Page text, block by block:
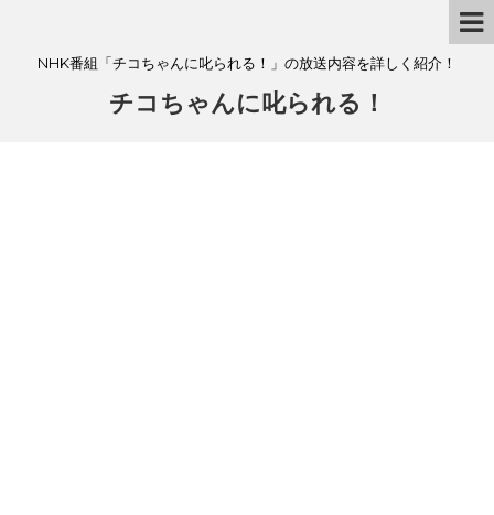
NHK番組「チコちゃんに叱られる！」の放送内容を詳しく紹介！
チコちゃんに叱られる！